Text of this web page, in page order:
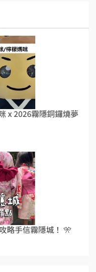
x 2026霧隱銅鑼燒夢
略手信霧隱城！ 🎌